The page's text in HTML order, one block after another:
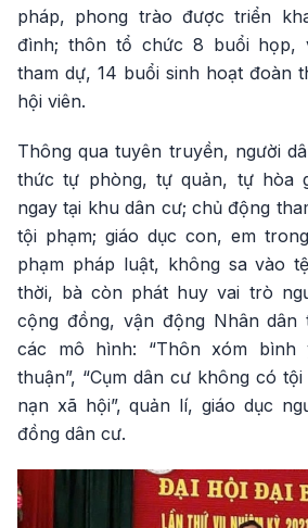
pháp, phong trào được triển
đình; thôn tổ chức 8 buổi họp,
tham dự, 14 buổi sinh hoạt đoàn
hội viên.
Thông qua tuyên truyền, người
thức tự phòng, tự quản, tự hòa
ngay tại khu dân cư; chủ động
tội phạm; giáo dục con, em
phạm pháp luật, không sa vào
thời, bà còn phát huy vai trò
cộng đồng, vận động Nhân dân
các mô hình: “Thôn xóm bình
thuận”, “Cụm dân cư không có
nạn xã hội”, quản lí, giáo dục
đồng dân cư.